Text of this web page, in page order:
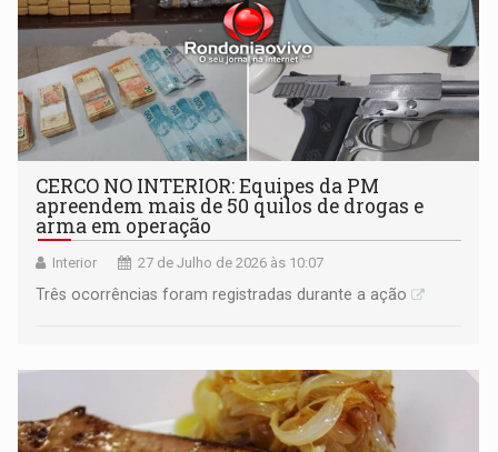
CERCO NO INTERIOR: Equipes da PM
apreendem mais de 50 quilos de drogas e
arma em operação
Interior 27 de Julho de 2026 às 10:07
Três ocorrências foram registradas durante a ação